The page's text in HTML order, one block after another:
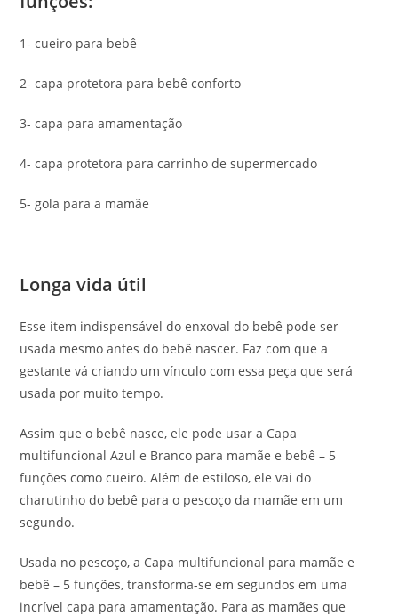
1- cueiro para bebê
2- capa protetora para bebê conforto
3- capa para amamentação
4- capa protetora para carrinho de supermercado
5- gola para a mamãe
Longa vida útil
Esse item indispensável do enxoval do bebê pode ser
usada mesmo antes do bebê nascer. Faz com que a
gestante vá criando um vínculo com essa peça que será
usada por muito tempo.
Assim que o bebê nasce, ele pode usar a Capa
multifuncional Azul e Branco para mamãe e bebê – 5
funções como cueiro. Além de estiloso, ele vai do
charutinho do bebê para o pescoço da mamãe em um
segundo.
Usada no pescoço, a Capa multifuncional para mamãe e
bebê – 5 funções, transforma-se em segundos em uma
incrível capa para amamentação. Para as mamães que